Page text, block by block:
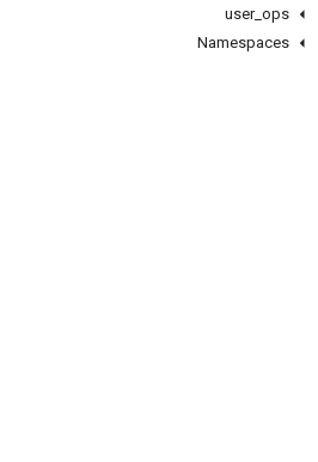
user_ ops
Namespaces